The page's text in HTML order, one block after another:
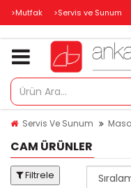
>Mutfak >Servis ve Sunum
Servis Ve Sunum
CAM ÜRÜNLER
Filtrele